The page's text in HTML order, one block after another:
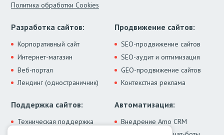
Политика обработки Cookies
Разработка сайтов:
Корпоративный сайт
Интернет-магазин
Веб-портал
Лендинг (одностраничник)
Продвижение сайтов:
SEO-продвижение сайтов
SEO-аудит и оптимизация
GEO-продвижение сайтов
Контекстная реклама
Поддержка сайтов:
Техническая поддержка
Автоматизация:
Внедрение Amo CRM